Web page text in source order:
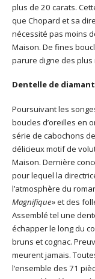
plus de 20 carats.
que Chopard et sa
nécessité pas moins
Maison. De fines
parure digne des plus
Dentelle de
Poursuivant les
boucles d’oreilles en
série de cabochons
délicieux motif de
Maison. Dernière
pour lequel la
l’atmosphère du
Magnifique»et des
Assemblé tel une
échapper le long du
bruns et cognac.
meurent jamais.
l’ensemble des 71